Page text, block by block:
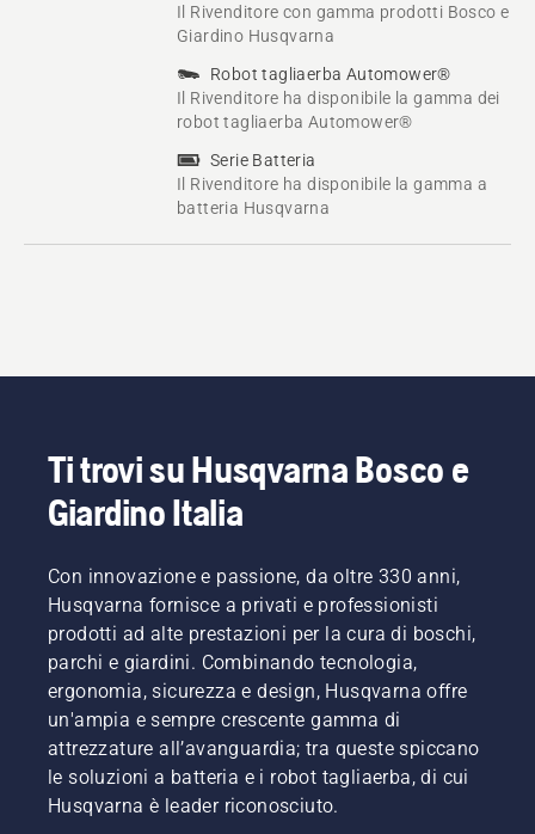
Il Rivenditore con gamma prodotti Bosco e
Giardino Husqvarna
Robot tagliaerba Automower®
Il Rivenditore ha disponibile la gamma dei
robot tagliaerba Automower®
Serie Batteria
Il Rivenditore ha disponibile la gamma a
batteria Husqvarna
Ti trovi su Husqvarna Bosco e
Giardino Italia
Con innovazione e passione, da oltre 330 anni,
Husqvarna fornisce a privati e professionisti
prodotti ad alte prestazioni per la cura di boschi,
parchi e giardini. Combinando tecnologia,
ergonomia, sicurezza e design, Husqvarna offre
un'ampia e sempre crescente gamma di
attrezzature all’avanguardia; tra queste spiccano
le soluzioni a batteria e i robot tagliaerba, di cui
Husqvarna è leader riconosciuto.